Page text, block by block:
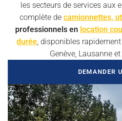
les secteurs de services aux
complète decamionnettes,
professionnels en location
durée, disponibles
Genève, Lausanne
DEMANDER